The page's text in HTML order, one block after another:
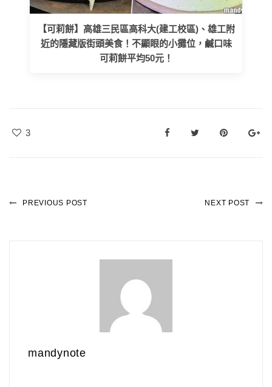
【可莉餅】高雄三民區高科大(建工校區)、雄工附
近的隱藏版街頭美食！不顯眼的小攤位，鹹口味
可莉餅平均50元！
3
PREVIOUS POST NEXT POST
mandynote